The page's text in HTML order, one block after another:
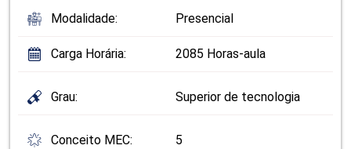
Modalidade: Presencial
Carga Horária: 2085 Horas-aula
Grau: Superior de tecnologia
Conceito MEC: 5